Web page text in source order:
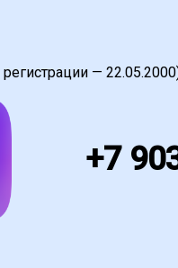
—
+7